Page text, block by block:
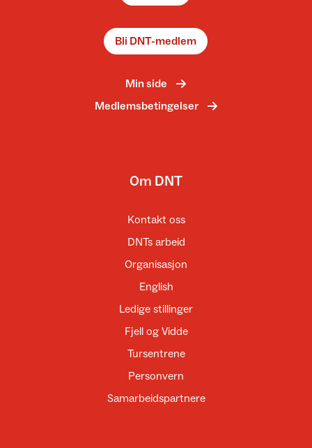
Bli DNT-medlem
Min side
Medlemsbetingelser
Om DNT
Kontakt oss
DNTs arbeid
Organisasjon
English
Ledige stillinger
Fjell og Vidde
Tursentrene
Personvern
Samarbeidspartnere